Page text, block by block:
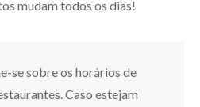
mudam todos os dias!
se sobre os horários de
Caso estejam